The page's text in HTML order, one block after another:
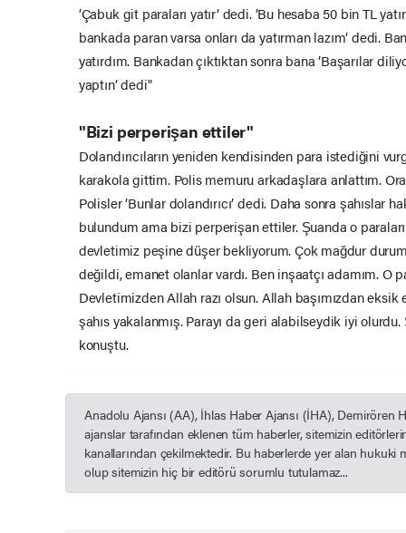
’Çabuk git paraları yatır’ dedi. ’Bu hesaba 50 bin TL
bankada paran varsa onları da yatırman lazım’ dedi.
yatırdım. Bankadan çıktıktan sonra bana ’Başarılar
yaptın’ dedi"
"Bizi perperişan ettiler"
Dolandırıcıların yeniden kendisinden para istediğini
karakola gittim. Polis memuru arkadaşlara anlattım.
Polisler ’Bunlar dolandırıcı’ dedi. Daha sonra şahıslar
bulundum ama bizi perperişan ettiler. Şuanda o
devletimiz peşine düşer bekliyorum. Çok mağdur
değildi, emanet olanlar vardı. Ben inşaatçı adamım. O
Devletimizden Allah razı olsun. Allah başımızdan
şahıs yakalanmış. Parayı da geri alabilseydik iyi
konuştu.
Anadolu Ajansı (AA), İhlas Haber Ajansı (İHA), Demirören
ajanslar tarafından eklenen tüm haberler, sitemizin
kanallarından çekilmektedir. Bu haberlerde yer alan hukuki
olup sitemizin hiç bir editörü sorumlu tutulamaz...